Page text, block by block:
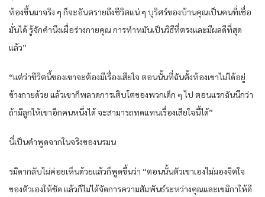
ท้องขึ้นมาจริง ๆ ก็จะอันตรายถึงชีวิตแน่ ๆ บุริศร์ของบ้านคุณเป็นคนที่เชื่อ
มั่นได้ รู้จักคำนึงเผื่อร่างกายคุณ การทำหมันเป็นวิธีที่ตรงและมีผลดีที่สุด
แล้ว”
“แต่ว่าชีวิตนี้ของเขาจะต้องมีเรื่องเสียใจ ตอนนั้นที่ฉันตั้งท้องเขาไม่ได้อยู่
ข้างกายด้วย แล้วเขาก็พลาดการเติบโตของพวกเด็ก ๆ ไป ตอนแรกฉันนึกว่า
ถ้ามีลูกให้เขาอีกคนหนึ่งได้ จะสามารถทดแทนเรื่องเสียใจนี้ได้”
นี่เป็นคำพูดจากในจริงของนรมน
รมิดากลับไม่ค่อยเห็นด้วยแล้วก็พูดขึ้นว่า “ตอนนั้นตัวเขาเองไม่มองจิตใจ
ของตัวเองให้ชัด แล้วก็ไม่ได้จัดการความสัมพันธ์ระหว่างคุณและเขมิกาให้ดี